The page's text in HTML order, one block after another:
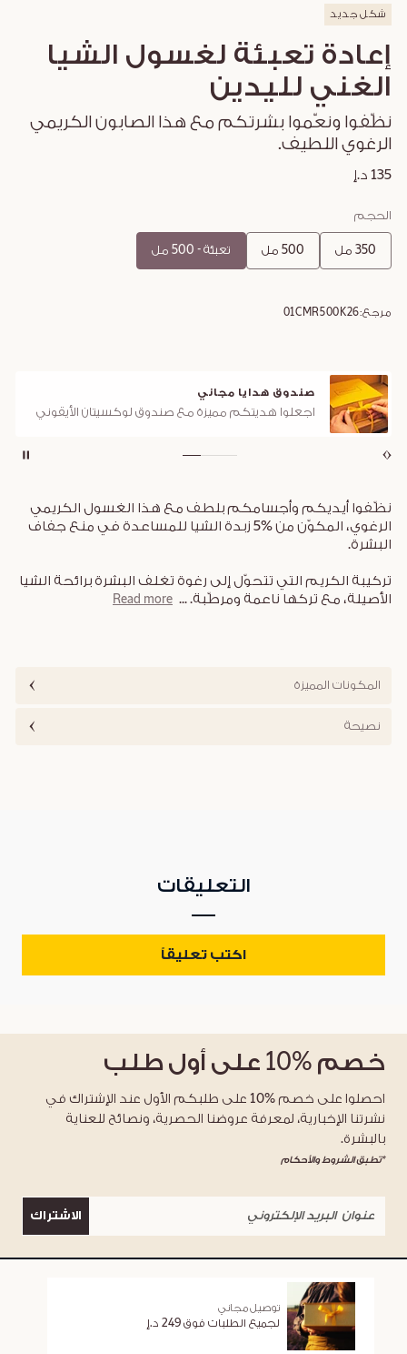
شكل جديد
إعادة تعبئة لغسول الشيا
الغني لليدين
نظّفوا ونعّموا بشرتكم مع هذا الصابون الكريمي
الرغوي اللطيف.
135 د.إ
الحجم
350 مل 500 مل تعبئة - 500 مل
مرجع:01CMR500K26
صندوق هدايا مجاني
اجعلوا هديتكم مميزة مع صندوق لوكسيتان الأيقوني
نظّفوا أيديكم وأجسامكم بلطف مع هذا الغسول الكريمي
الرغوي، المكوّن من %5 زبدة الشيا للمساعدة في منع جفاف
البشرة.
تركيبة الكريم التي تتحوّل إلى رغوة تغلف البشرة برائحة الشيا
الأصيلة، مع تركها ناعمة ومرطّبة....
Read more
المكونات المميزة
نصيحة
التعليقات
اكتب تعليقاً
خصم %10 على أول طلب
احصلوا على خصم %10 على طلبكم الأول عند الإشتراك في
نشرتنا الإخبارية، لمعرفة عروضنا الحصرية، ونصائح للعناية
بالبشرة.
*تطبق الشروط والأحكام
الاشتراك
توصيل مجاني
لجميع الطلبات فوق 249 د.إ